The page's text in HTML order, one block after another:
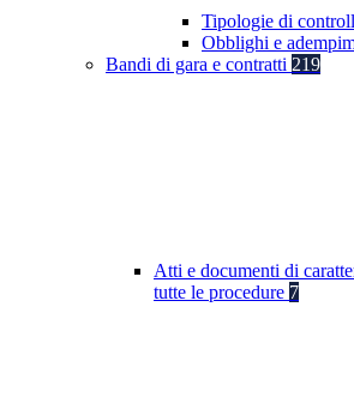
Tipologie di
Obblighi e
Bandi di gara e contratti 219
Atti e documenti di
tutte le procedure 7